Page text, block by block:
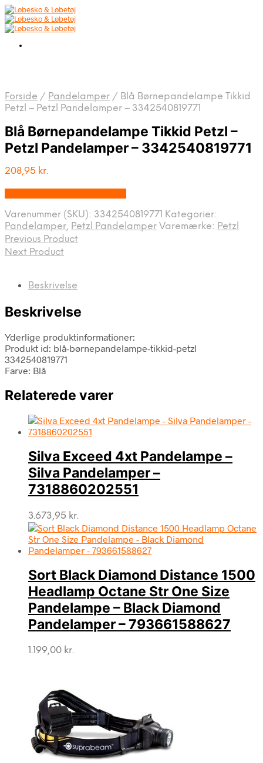
Forside / Pandelamper / Blå Børnepandelampe Tikkid
Petzl – Petzl Pandelamper – 3342540819771
Blå Børnepandelampe Tikkid Petzl –
Petzl Pandelamper – 3342540819771
208,95 kr.
Varenummer (SKU): 3342540819771 Kategorier:
Pandelamper, Petzl Pandelamper Varemærke: Petzl
Previous Product
Next Product
Beskrivelse
Beskrivelse
Yderlige produktinformationer:
Produkt id: blå-børnepandelampe-tikkid-petzl
3342540819771
Farve: Blå
Relaterede varer
Silva Exceed 4xt Pandelampe –
Silva Pandelamper –
7318860202551
3.673,95 kr.
Sort Black Diamond Distance 1500
Headlamp Octane Str One Size
Pandelampe – Black Diamond
Pandelamper – 793661588627
1.199,00 kr.